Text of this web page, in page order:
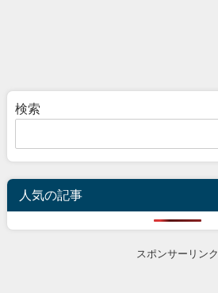
検索
人気の記事
スポンサーリンク